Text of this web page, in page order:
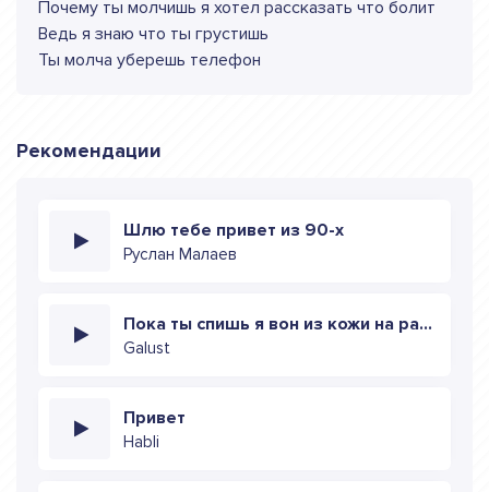
Почему ты молчишь я хотел рассказать что болит
Ведь я знаю что ты грустишь
Ты молча уберешь телефон
Рекомендации
Шлю тебе привет из 90-х
Руслан Малаев
Пока ты спишь я вон из кожи на работе
Galust
Привет
Habli